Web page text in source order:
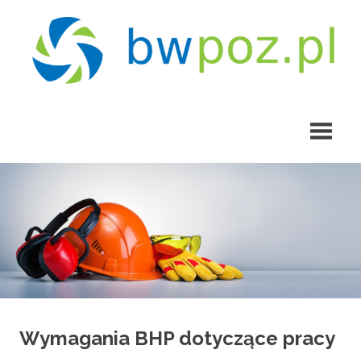
content
Wymagania BHP dotyczące pracy